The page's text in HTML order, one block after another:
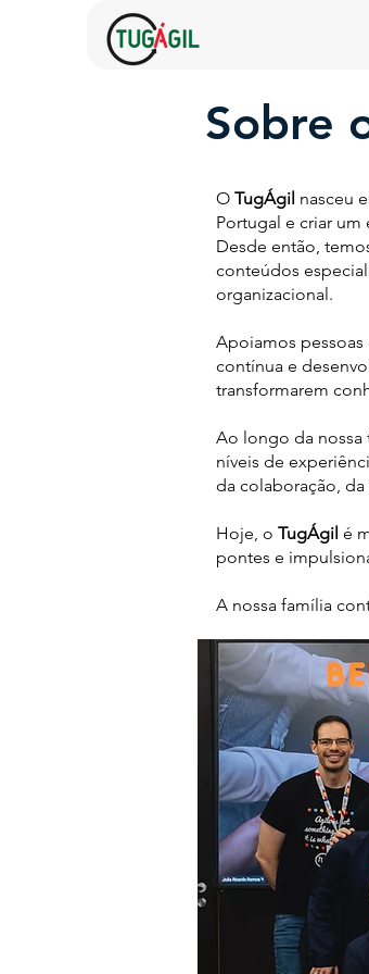
Sobre
O TugÁgil nasceu
Portugal e criar
Desde então,
conteúdos
organizacional.
Apoiamos pessoas
contínua e
transformarem
Ao longo da nossa
níveis de
da colaboração,
Hoje, o TugÁgil é
pontes e
A nossa família